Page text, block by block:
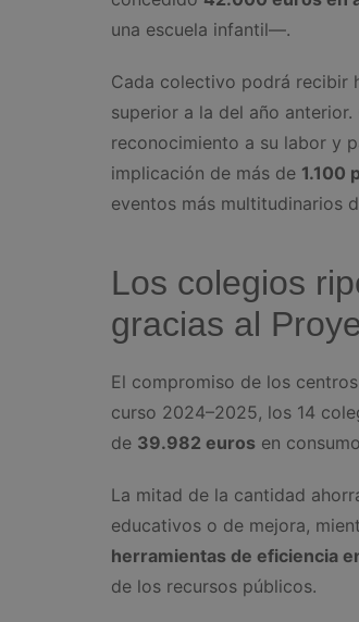
una escuela infantil—.
Cada colectivo podrá recibir
superior a la del año
reconocimiento a su labor y
implicación de más de 1.100
eventos más multitudinarios
Los colegios
gracias al
El compromiso de los
curso 2024–2025, los 14
de 39.982 euros en
La mitad de la cantidad
educativos o de mejora,
herramientas de eficiencia
de los recursos públicos.